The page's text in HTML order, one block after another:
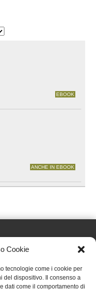
Cookie
tecnologie come i cookie per
del dispositivo. Il consenso a
dati come il comportamento di
EBOOK
ANCHE IN EBOOK
SAS